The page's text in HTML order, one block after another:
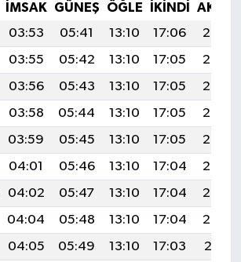
İMSAK GÜNEŞ ÖĞLE İKINDI
03:53 05:41 13:10 17:06
20:29
03:55 05:42 13:10 17:05
20:28
03:56 05:43 13:10 17:05
20:27
03:58 05:44 13:10 17:05
20:26
03:59 05:45 13:10 17:05
20:25
04:01 05:46 13:10 17:04
20:24
04:02 05:47 13:10 17:04
20:23
04:04 05:48 13:10 17:04
20:22
04:05 05:49 13:10 17:03
20:21